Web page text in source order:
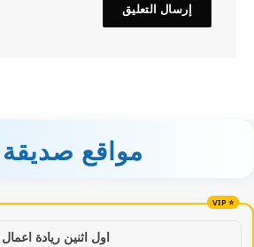
مواقع صديقة
اول اثنين ريادة اعمال